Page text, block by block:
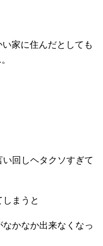
家に住んだとしても
回しヘタクソすぎて
まうと
かなか出来なくなっ